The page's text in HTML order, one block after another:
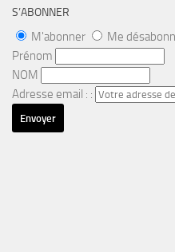
S’ABONNER
M'abonner
Me
Prénom
NOM
Adresse email : :